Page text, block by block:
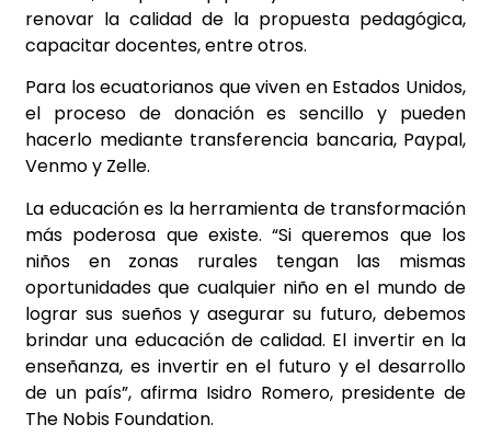
renovar la calidad de la propuesta pedagógica,
capacitar docentes, entre otros.
Para los ecuatorianos que viven en Estados Unidos,
el proceso de donación es sencillo y pueden
hacerlo mediante transferencia bancaria, Paypal,
Venmo y Zelle.
La educación es la herramienta de transformación
más poderosa que existe. “Si queremos que los
niños en zonas rurales tengan las mismas
oportunidades que cualquier niño en el mundo de
lograr sus sueños y asegurar su futuro, debemos
brindar una educación de calidad. El invertir en la
enseñanza, es invertir en el futuro y el desarrollo
de un país”, afirma Isidro Romero, presidente de
The Nobis Foundation.